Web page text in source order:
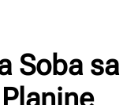
Soba sa